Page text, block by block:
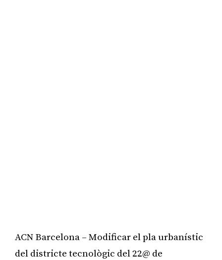
ACN Barcelona – Modificar el pla urbanístic
del districte tecnològic del 22@ de